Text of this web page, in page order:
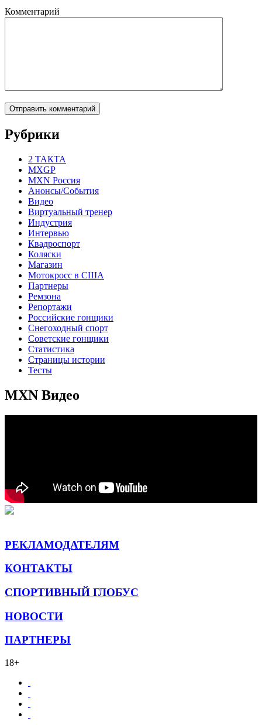
Комментарий
Рубрики
2 ТАКТА
MXGP
MXN Россия
Анонсы/События
Видео
Виртуальный тренер
Индустрия
Интервью
Квадроспорт
Коляски
Магазин
Мотокросс в США
Партнеры
Ремзона
Репортажи
Российские гонщики
Снегоходный спорт
Советские гонщики
Статистика
Страницы истории
Тесты
MXN Видео
РЕКЛАМОДАТЕЛЯМ
КОНТАКТЫ
СПОРТИВНЫЙ ГЛОБУС
НОВОСТИ
ПАРТНЕРЫ
18+